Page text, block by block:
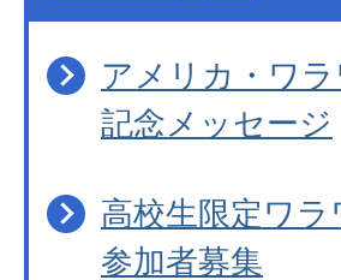
アメリカ・ワ
記念メッセージ
高校生限定ワ
参加者募集